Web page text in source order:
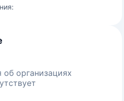
организациях